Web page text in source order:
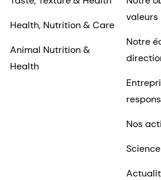
Health, Nutrition & Care
Animal Nutrition &
Health
valeurs
Notre
Nos